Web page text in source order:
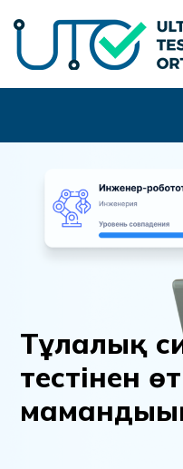
Тұлалық с
тестінен өт
мамандыы